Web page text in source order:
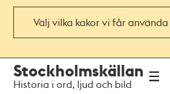
Välj vilka kakor vi får använda
navigationen
huvudinnehållet
Stockholmskällan
Historia i ord, ljud och bild